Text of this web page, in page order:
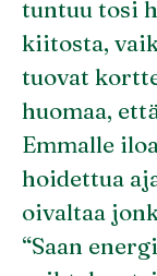
tuntuu tosi
kiitosta,
tuovat
huomaa,
Emmalle
hoidettua
oivaltaa
“Saan